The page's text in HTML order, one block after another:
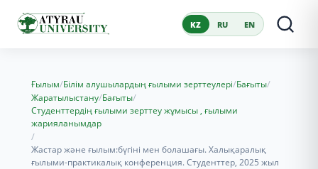
KZ RU EN
Ғылым/Білім алушылардың ғылыми зерттеулері/Бағыты/
Жаратылыстану/Бағыты/
Студенттердің ғылыми зерттеу жұмысы , ғылыми
жарияланымдар
/
Жастар және ғылым:бүгіні мен болашағы. Халықаралық
ғылыми-практикалық конференция. Студенттер, 2025 жыл